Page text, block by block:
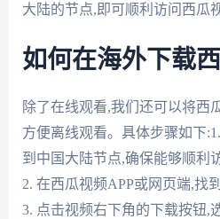
大陆的节点,即可顺利访问西瓜
如何在海外下载
除了在线观看,我们还可以将西
方便离线观看。具体步骤如下
到中国大陆节点,确保能够顺利
2. 在西瓜视频APP或网页端,找
3. 点击视频右下角的下载按钮,